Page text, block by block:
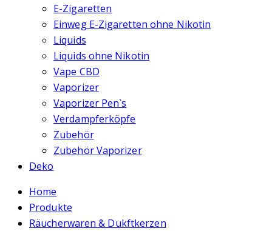
E-Zigaretten
Einweg E-Zigaretten ohne Nikotin
Liquids
Liquids ohne Nikotin
Vape CBD
Vaporizer
Vaporizer Pen`s
Verdampferköpfe
Zubehör
Zubehör Vaporizer
Deko
Home
Produkte
Räucherwaren & Dukftkerzen